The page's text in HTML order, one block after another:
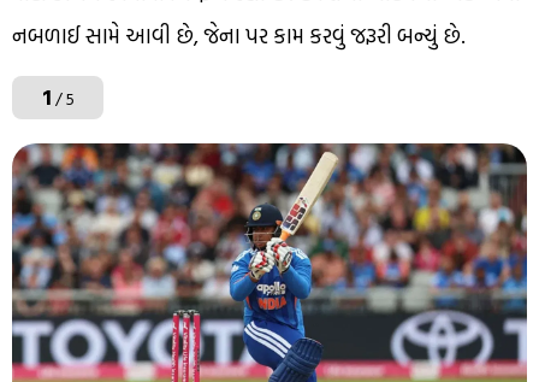
નબળાઈ સામે આવી છે, જેના પર કામ કરવું જરૂરી બન્યું છે.
1/ 5